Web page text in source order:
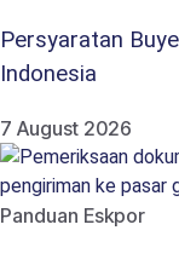
Persyaratan
Indonesia
7 August 2026
Panduan Eskpor